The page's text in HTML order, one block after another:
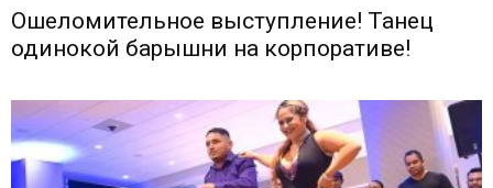
Ошеломительное выступление! Танец
одинокой барышни на корпоративе!